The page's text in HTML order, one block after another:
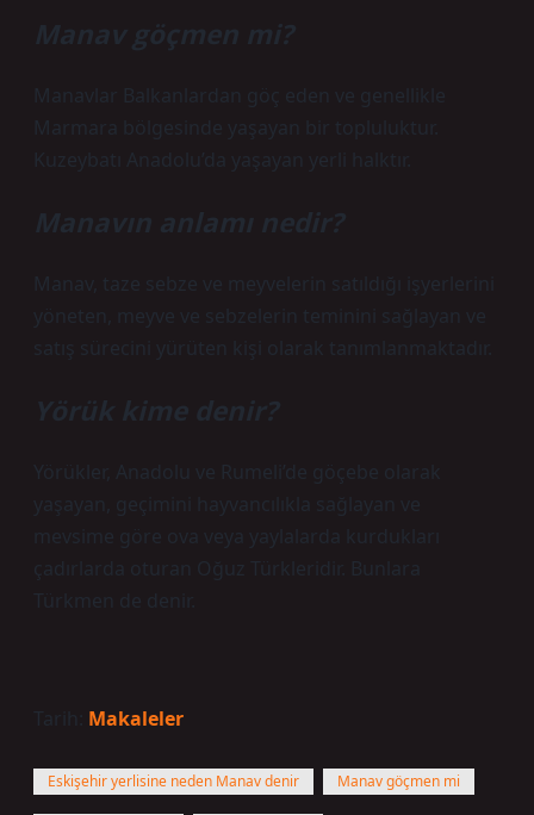
Manav göçmen mi?
Manavlar Balkanlardan göç eden ve genellikle
Marmara bölgesinde yaşayan bir topluluktur.
Kuzeybatı Anadolu’da yaşayan yerli halktır.
Manavın anlamı nedir?
Manav, taze sebze ve meyvelerin satıldığı işyerlerini
yöneten, meyve ve sebzelerin teminini sağlayan ve
satış sürecini yürüten kişi olarak tanımlanmaktadır.
Yörük kime denir?
Yörükler, Anadolu ve Rumeli’de göçebe olarak
yaşayan, geçimini hayvancılıkla sağlayan ve
mevsime göre ova veya yaylalarda kurdukları
çadırlarda oturan Oğuz Türkleridir. Bunlara
Türkmen de denir.
Tarih: Makaleler
Eskişehir yerlisine neden Manav denir Manav göçmen mi